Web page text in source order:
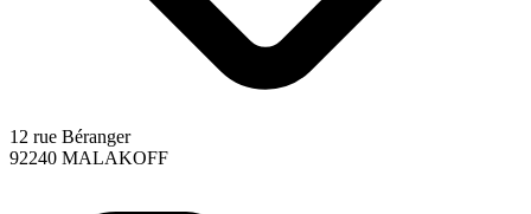
12 rue Béranger
92240 MALAKOFF